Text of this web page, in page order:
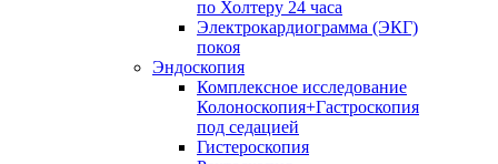
по Холтеру 24 часа
Электрокардиограмма (ЭКГ)
покоя
Эндоскопия
Комплексное исследование
Колоноскопия+Гастроскопия
под седацией
Гистероскопия